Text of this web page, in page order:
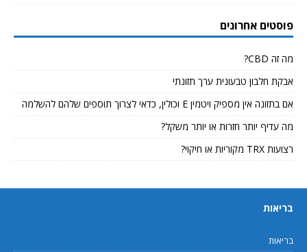
פוסטים אחרונים
מה זה CBD?
אבקת חלבון טבעונית ערך תזונתי
אם בתזונה אין מספיק ויטמין E וכולין, כדאי לצרוך תוספים שלהם להשלמה
מה עדיף יותר חזרות או יותר משקל?
רצועות TRX מקוריות או חיקוי?
בריאות
בריאות